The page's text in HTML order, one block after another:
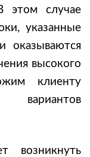
этом случае
указанные
оказываются
высокого
клиенту
вариантов
возникнуть